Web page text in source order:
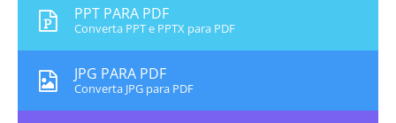
PPT PARA PDF
Converta PPT e PPTX para PDF
JPG PARA PDF
Converta JPG para PDF